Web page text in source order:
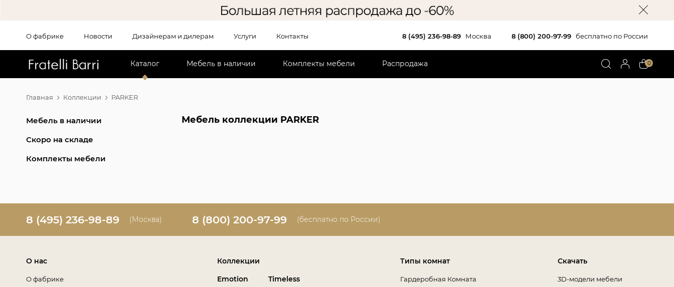
О фабрике Новости Дизайнерам и дилерам Услуги Контакты 8 (495) 236-98-89 Москва 8 (800) 200-97-99 бесплатно по России
Каталог Мебель в наличии Комплекты мебели Распродажа 0
Главная Коллекции PARKER
Мебель в наличии
Скоро на складе
Комплекты мебели
Мебель коллекции PARKER
8 (495) 236-98-89 (Москва) 8 (800) 200-97-99 (бесплатно по России)
О нас
О фабрике
Коллекции
Emotion
Timeless
Типы комнат
Гардеробная Комната
Скачать
3D-модели мебели